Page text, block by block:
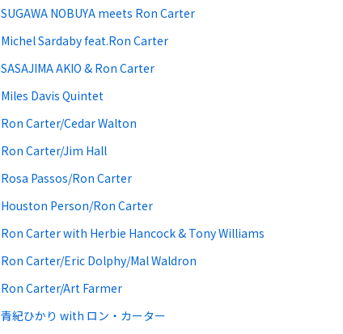
SUGAWA NOBUYA meets Ron Carter
Michel Sardaby feat.Ron Carter
SASAJIMA AKIO & Ron Carter
Miles Davis Quintet
Ron Carter/Cedar Walton
Ron Carter/Jim Hall
Rosa Passos/Ron Carter
Houston Person/Ron Carter
Ron Carter with Herbie Hancock & Tony Williams
Ron Carter/Eric Dolphy/Mal Waldron
Ron Carter/Art Farmer
青紀ひかり with ロン・カーター